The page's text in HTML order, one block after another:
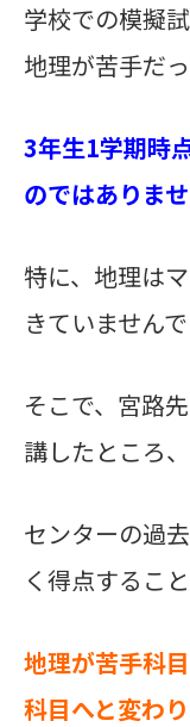
学校での模擬
地理が苦手だっ
3年生1学期時
のではありま
特に、地理は
きていませんで
そこで、宮路
講したところ、
センターの過
く得点するこ
地理が苦手科目
科目へと変わ